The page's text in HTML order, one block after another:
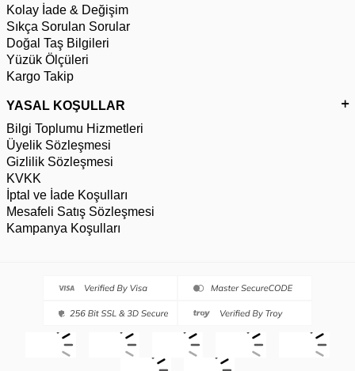
Kolay İade & Değişim
Sıkça Sorulan Sorular
Doğal Taş Bilgileri
Yüzük Ölçüleri
Kargo Takip
YASAL KOŞULLAR
Bilgi Toplumu Hizmetleri
Üyelik Sözleşmesi
Gizlilik Sözleşmesi
KVKK
İptal ve İade Koşulları
Mesafeli Satış Sözleşmesi
Kampanya Koşulları